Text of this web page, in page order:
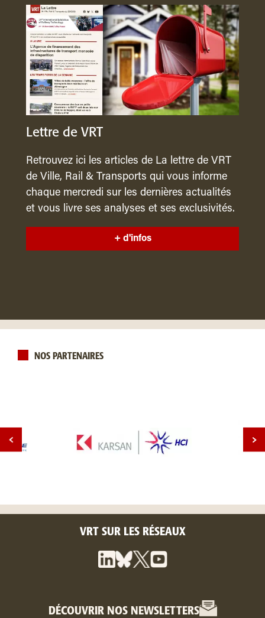
Lettre de VRT
Retrouvez ici les articles de La lettre de VRT
de Ville, Rail & Transports qui vous informe
chaque mercredi sur les dernières actualités
et vous livre ses analyses et ses exclusivités.
+ d'infos
NOS PARTENAIRES
VRT SUR LES RÉSEAUX
DÉCOUVRIR NOS NEWSLETTERS